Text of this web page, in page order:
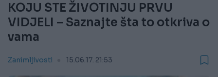
KOJU STE ŽIVOTINJU PRVU
VIDJELI – Saznajte šta to otkriva o
vama
Zanimljivosti 15.06.17. 21:53